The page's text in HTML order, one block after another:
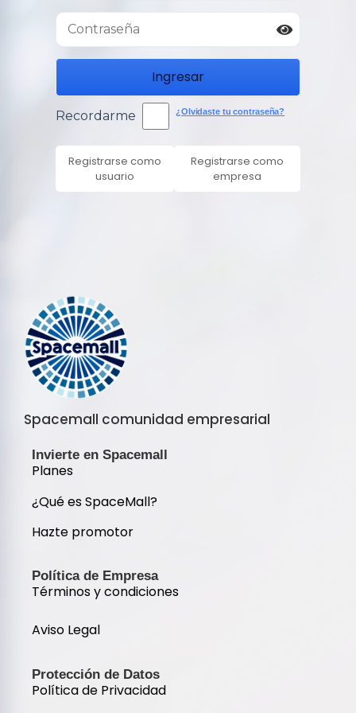
Ingresar
Recordarme ¿Olvidaste tu contraseña?
Registrarse como
usuario
Registrarse como
empresa
Spacemall comunidad empresarial
Invierte en Spacemall
Planes
¿Qué es SpaceMall?
Hazte promotor
Política de Empresa
Términos y condiciones
Aviso Legal
Protección de Datos
Política de Privacidad